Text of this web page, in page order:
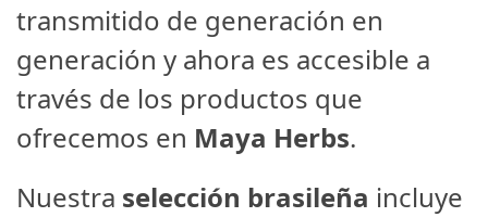
transmitido de generación en
generación y ahora es accesible a
través de los productos que
ofrecemos en Maya Herbs.
Nuestra selección brasileña incluye